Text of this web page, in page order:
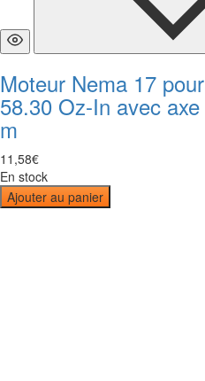
Moteur Nema 17
58.30 Oz-In avec
m
11 ,58€
En stock
Ajouter au panier